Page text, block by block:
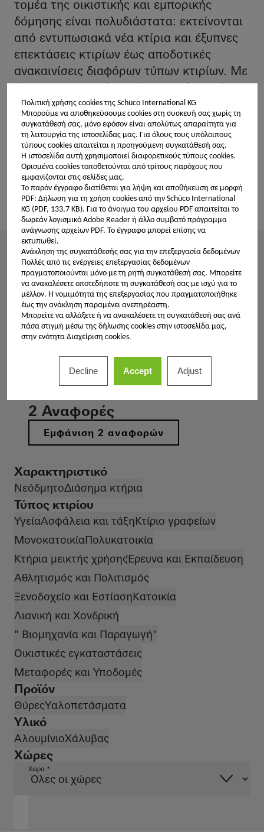
τομέα της οικιστικής και εμπορικής
δόμησης είναι πολυδιάστατα: εκτείνονται
από εντυπωσιακά νέα κτίρια και έξυπνες
επεκτάσεις κτιρίων έως αποδοτικές
ανακαινίσεις διαφόρων τύπων κτιρίων. Με
έμφαση στο σχεδιασμό, σε συνδυασμό
διαφορετικών υλικών και προϊόντων: εδώ
σας παρουσιάζουμε διεθνή έργα
αναφοράς που αποτελούν σημείο
αναφοράς και μπορούν να αποτελέσουν
μια πλούσια πηγή έμπνευσης για εσάς
κατά τον σχεδιασμό και την υλοποίηση
των έργων σας.
Επιλεγμένα φίλτρα
Φιλτράρισμα αποτελεσμάτων
Μεταφορές και Υποδομές
Επιλέξτε φίλτρα για να
περιορίσετε τα αποτελέσματα
2 Αναφορές
Εμφάνιση 2 αναφορών
Χαρακτηριστικό
ΝεόδμητοΔιάσημα κτήρια
Τύπος κτιρίου
ΥγείαΑσφάλεια και τάξηΚτίριο γραφείων
ΜονοκατοικίαΠολυκατοικία
Κτήρια μεικτής χρήσηςΈρευνα και Εκπαίδευση
Αθλητισμός και Πολιτισμός
Ξενοδοχείο και ΕστίασηΚατοικία
Λιανική και Χονδρική
" Βιομηχανία και Παραγωγή"
Οικιστικές εγκαταστάσεις
Μεταφορές και Υποδομές
Προϊόν
ΘύρεςΥαλοπετάσματα
Υλικό
ΑλουμίνιοΧάλυβας
Χώρες
Χώρα *
Πολιτική χρήσης cookies της Schüco International KG
Μπορούμε να αποθηκεύσουμε cookies στη συσκευή σας χωρίς τη
συγκατάθεσή σας, μόνο εφόσον είναι απολύτως απαραίτητα για
τη λειτουργία της ιστοσελίδας μας. Για όλους τους υπόλοιπους
τύπους cookies απαιτείται η προηγούμενη συγκατάθεσή σας.
Η ιστοσελίδα αυτή χρησιμοποιεί διαφορετικούς τύπους cookies.
Ορισμένα cookies τοποθετούνται από τρίτους παρόχους που
εμφανίζονται στις σελίδες μας.
Το παρόν έγγραφο διατίθεται για λήψη και αποθήκευση σε μορφή
PDF: Δήλωση για τη χρήση cookies από την Schüco International
KG (PDF, 133,7 KB). Για το άνοιγμα του αρχείου PDF απαιτείται το
δωρεάν λογισμικό Adobe Reader ή άλλο συμβατό πρόγραμμα
ανάγνωσης αρχείων PDF. Το έγγραφο μπορεί επίσης να
εκτυπωθεί.
Ανάκληση της συγκατάθεσής σας για την επεξεργασία δεδομένων
Πολλές από τις ενέργειες επεξεργασίας δεδομένων
πραγματοποιούνται μόνο με τη ρητή συγκατάθεσή σας. Μπορείτε
να ανακαλέσετε οποτεδήποτε τη συγκατάθεσή σας με ισχύ για το
μέλλον. Η νομιμότητα της επεξεργασίας που πραγματοποιήθηκε
έως την ανάκληση παραμένει ανεπηρέαστη.
Μπορείτε να αλλάξετε ή να ανακαλέσετε τη συγκατάθεσή σας ανά
πάσα στιγμή μέσω της δήλωσης cookies στην ιστοσελίδα μας,
στην ενότητα Διαχείριση cookies.
Decline Accept Adjust